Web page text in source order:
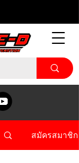
สมัครสมาชิก